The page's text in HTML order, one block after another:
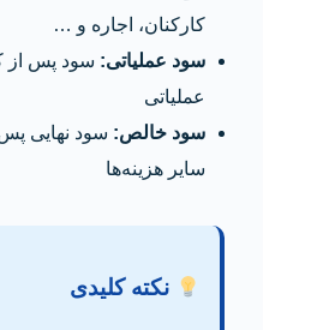
کارکنان، اجاره و …
سود عملیاتی: سود پس از
عملیاتی
سود خالص: سود نهایی
سایر هزینه‌ها
نکته کلیدی